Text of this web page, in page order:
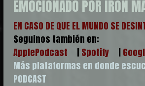
EMOCIONADO POR IRON
EN CASO DE QUE EL MUNDO SE
Seguinos también en:
ApplePodcast
|Spotify |
Más plataformas en donde
PODCAST